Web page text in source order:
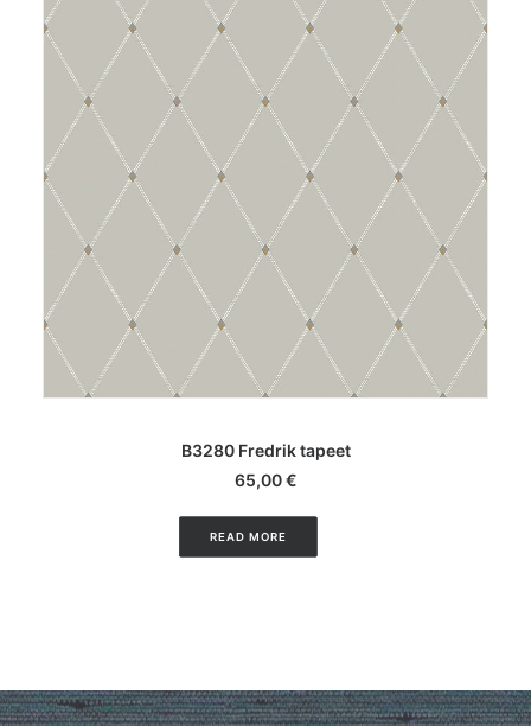
B3280 Fredrik tapeet
65,00€
READ MORE